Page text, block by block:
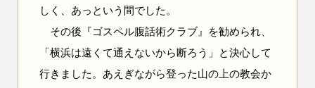
しく、あっという間でした。
その後『ゴスペル腹話術クラブ』を勧められ、
「横浜は遠くて通えないから断ろう」と決心して
行きました。あえぎながら登った山の上の教会か